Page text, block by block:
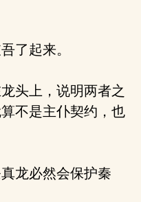
了起来。
头上，说明两者之
不是主仆契约，也
龙必然会保护秦